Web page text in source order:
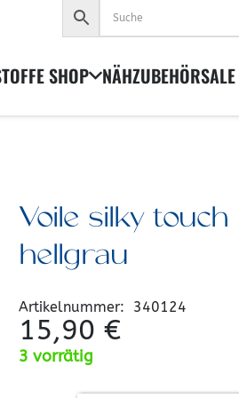
SHOP NÄHZUBEHÖR
Voile silky touch
hellgrau
Artikelnummer: 340124
15,90 €
3 vorrätig